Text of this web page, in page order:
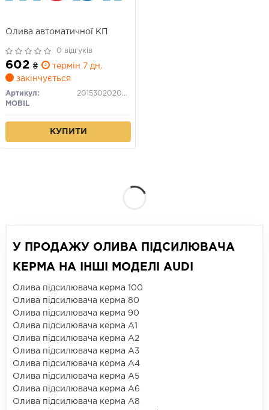
Олива автоматичної КП
0 відгуків
602 ₴
термін 7 дн.
закінчується
Артикул:
201530202020
MOBIL
КУПИТИ
У ПРОДАЖУ ОЛИВА ПІДСИЛЮВАЧА
КЕРМА НА ІНШІ МОДЕЛІ AUDI
Олива підсилювача керма 100
Олива підсилювача керма 80
Олива підсилювача керма 90
Олива підсилювача керма A1
Олива підсилювача керма A2
Олива підсилювача керма A3
Олива підсилювача керма A4
Олива підсилювача керма A5
Олива підсилювача керма A6
Олива підсилювача керма A8